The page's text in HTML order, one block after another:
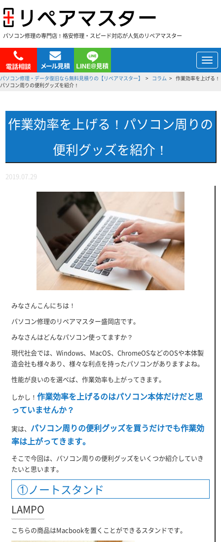
パソコン修理の専門店！格安修理・スピード対応が人気のリペアマスター
メ
ニ
ュ
パソコン修理・データ復旧なら無料見積りの【リペアマスター】 コラム
作業効率を上げる！
パソコン周りの便利グッズを紹介！
作業効率を上げる！パソコン周りの
便利グッズを紹介！
2019.07.29
みなさんこんにちは！
パソコン修理のリペアマスター盛岡店です。
みなさんはどんなパソコン使ってますか？
現代社会では、Windows、MacOS、ChromeOSなどのOSや本体製
造会社も様々あり、様々な利点を持ったパソコンがありますよね。
性能が良いのを選べば、作業効率も上がってきます。
しかし！作業効率を上げるのはパソコン本体だけだと思
っていませんか？
実は、 パソコン周りの便利グッズを買うだけでも作業効
率は上がってきます。
そこで今回は、パソコン周りの便利グッズをいくつか紹介していき
たいと思います。
①ノートスタンド
LAMPO
こちらの商品はMacbookを置くことができるスタンドです。